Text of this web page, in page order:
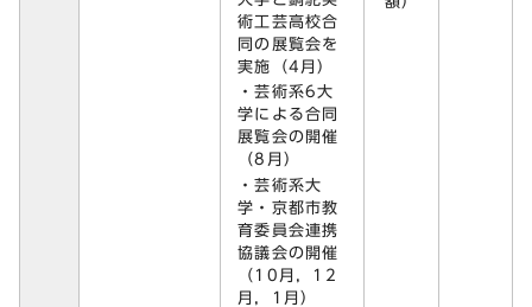
術工芸高校合
同の展覧会を
実施（4月）
・芸術系6大
学による合同
展覧会の開催
（8月）
・芸術系大
学・京都市教
育委員会連携
協議会の開催
（10月，12
月，1月）